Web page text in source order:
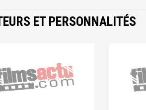
ET PERSONNALITÉS